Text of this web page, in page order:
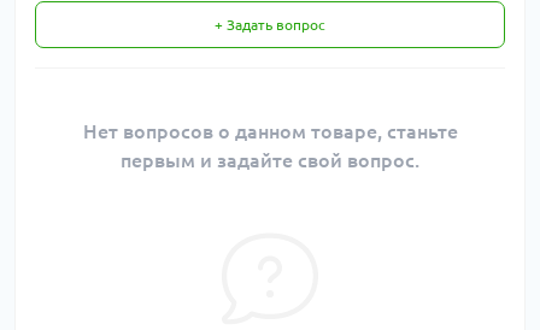
+ Задать вопрос
Нет вопросов о данном товаре, станьте
первым и задайте свой вопрос.